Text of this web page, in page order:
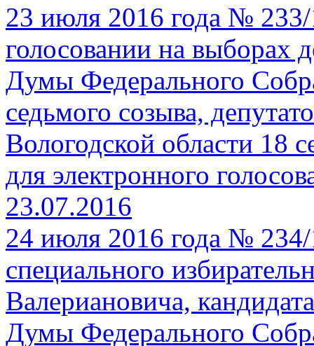
23 июля 2016 года №
голосовании на выборах
Думы Федерального
седьмого созыва,
Вологодской области 18
для электронного
23.07.2016
24 июля 2016 года №
специального
Валериановича,
Думы Федерального